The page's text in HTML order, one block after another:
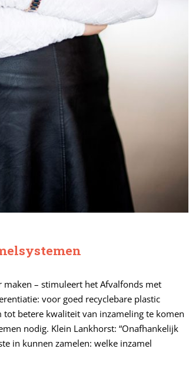
maken – stimuleert het Afvalfonds met
voor goed recyclebare plastic
tot betere kwaliteit van inzameling te komen
nodig. Klein Lankhorst: “Onafhankelijk
in kunnen zamelen: welke inzamel